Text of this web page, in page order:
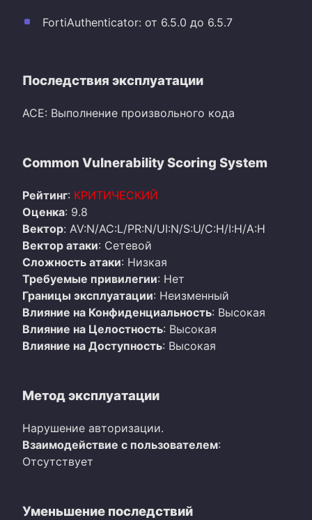
FortiAuthenticator: от 6.5.0 до 6.5.7
Последствия эксплуатации
ACE: Выполнение произвольного кода
Common Vulnerability Scoring System
Рейтинг: КРИТИЧЕСКИЙ
Оценка: 9.8
Вектор: AV:N/AC:L/PR:N/UI:N/S:U/C:H/I:H/A:H
Вектор атаки: Сетевой
Сложность атаки: Низкая
Требуемые привилегии: Нет
Границы эксплуатации: Неизменный
Влияние на Конфиденциальность: Высокая
Влияние на Целостность: Высокая
Влияние на Доступность: Высокая
Метод эксплуатации
Нарушение авторизации.
Взаимодействие с пользователем:
Отсутствует
Уменьшение последствий